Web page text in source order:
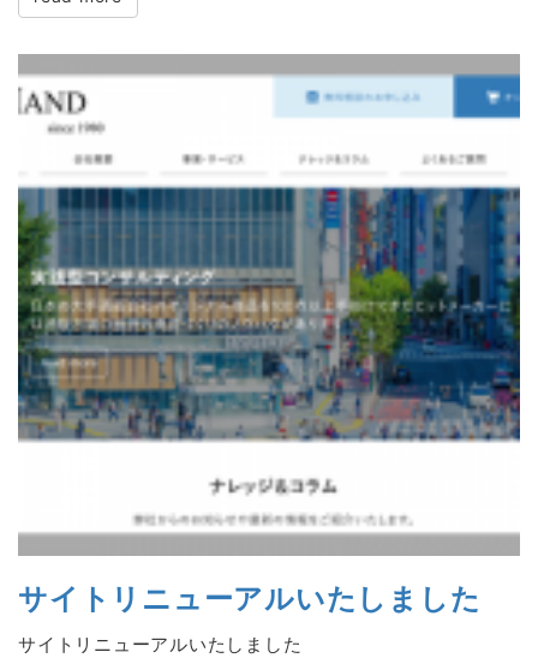
サイトリニューアルいたしました
サイトリニューアルいたしました